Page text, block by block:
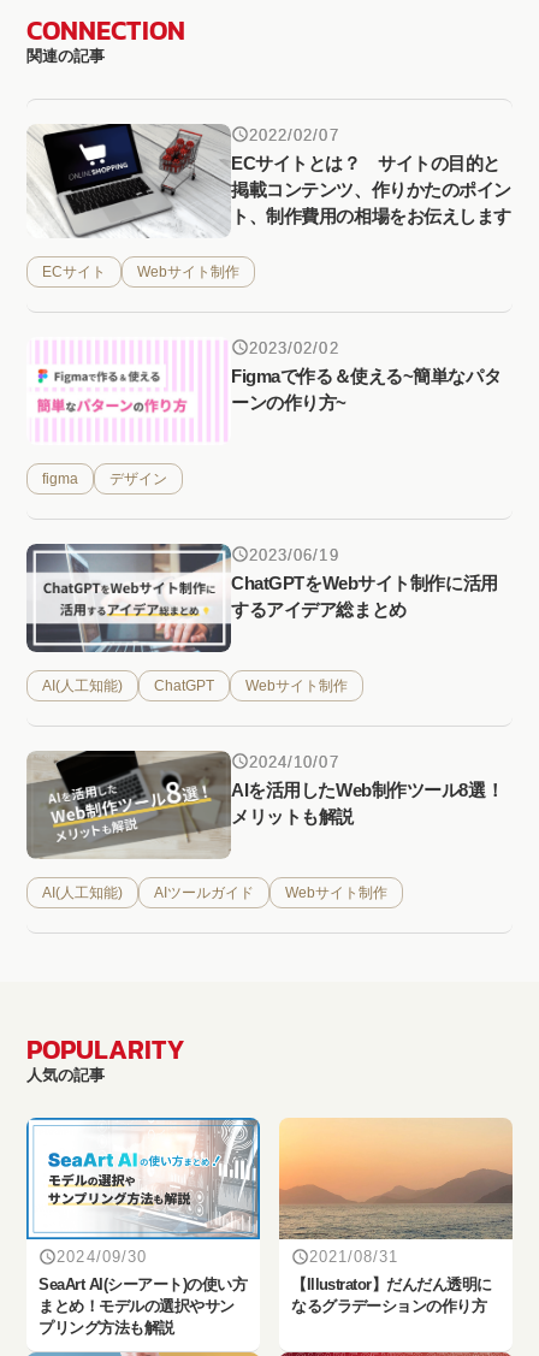
CONNECTION
関連の記事
2022/02/07
ECサイトとは？ サイトの目的と
掲載コンテンツ、作りかたのポイン
ト、制作費用の相場をお伝えします
ECサイト Webサイト制作
2023/02/02
Figmaで作る＆使える~簡単なパタ
ーンの作り方~
figma デザイン
2023/06/19
ChatGPTをWebサイト制作に活用
するアイデア総まとめ
AI(人工知能) ChatGPT Webサイト制作
2024/10/07
AIを活用したWeb制作ツール8選！
メリットも解説
AI(人工知能) AIツールガイド Webサイト制作
POPULARITY
人気の記事
2024/09/30
SeaArt AI(シーアート)の使い方
まとめ！モデルの選択やサン
プリング方法も解説
2021/08/31
【Illustrator】だんだん透明に
なるグラデーションの作り方